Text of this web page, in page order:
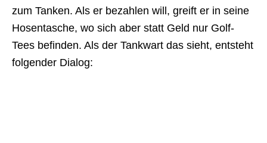
zum Tanken. Als er bezahlen will, greift er in seine
Hosentasche, wo sich aber statt Geld nur Golf-
Tees befinden. Als der Tankwart das sieht, entsteht
folgender Dialog: